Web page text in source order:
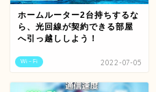
Wi－Fi
ホームルーター2台持ちするな
ら、光回線が契約できる部屋
へ引っ越ししよう！
2022-07-05